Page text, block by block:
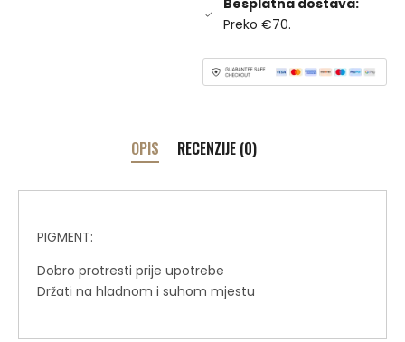
Besplatna dostava:
Preko €70.
OPIS RECENZIJE (0)
PIGMENT:
Dobro protresti prije upotrebe
Držati na hladnom i suhom mjestu